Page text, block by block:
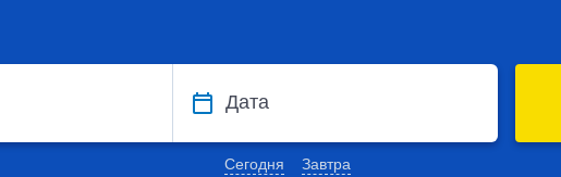
Дата
Сегодня Завтра